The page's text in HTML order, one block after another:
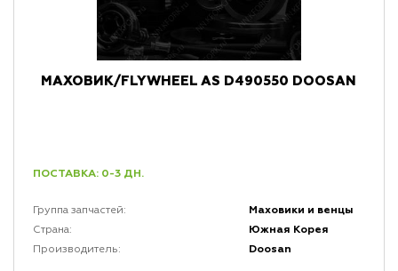
МАХОВИК/FLYWHEEL AS D490550 DOOSAN
ПОСТАВКА: 0-3 ДН.
Группа запчастей: Маховики и венцы
Страна: Южная Корея
Производитель: Doosan